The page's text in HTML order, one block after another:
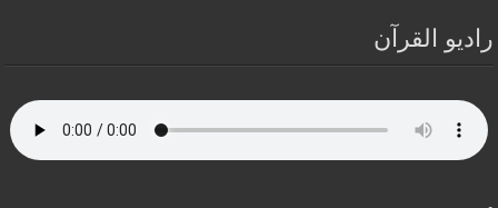
راديو القرآن